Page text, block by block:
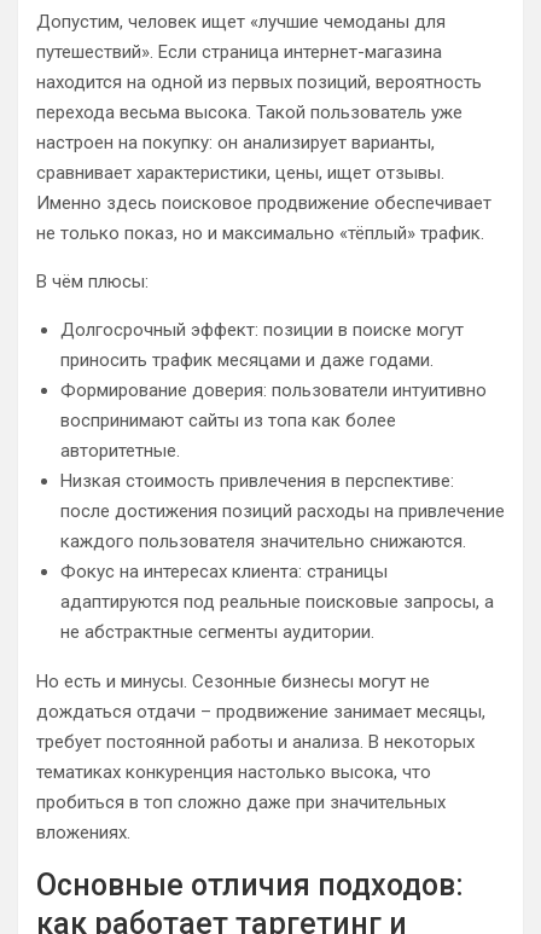
Допустим, человек ищет «лучшие чемоданы для
путешествий». Если страница интернет-магазина
находится на одной из первых позиций, вероятность
перехода весьма высока. Такой пользователь уже
настроен на покупку: он анализирует варианты,
сравнивает характеристики, цены, ищет отзывы.
Именно здесь поисковое продвижение обеспечивает
не только показ, но и максимально «тёплый» трафик.
В чём плюсы:
Долгосрочный эффект: позиции в поиске могут
приносить трафик месяцами и даже годами.
Формирование доверия: пользователи интуитивно
воспринимают сайты из топа как более
авторитетные.
Низкая стоимость привлечения в перспективе:
после достижения позиций расходы на привлечение
каждого пользователя значительно снижаются.
Фокус на интересах клиента: страницы
адаптируются под реальные поисковые запросы, а
не абстрактные сегменты аудитории.
Но есть и минусы. Сезонные бизнесы могут не
дождаться отдачи – продвижение занимает месяцы,
требует постоянной работы и анализа. В некоторых
тематиках конкуренция настолько высока, что
пробиться в топ сложно даже при значительных
вложениях.
Основные отличия подходов:
как работает таргетинг и